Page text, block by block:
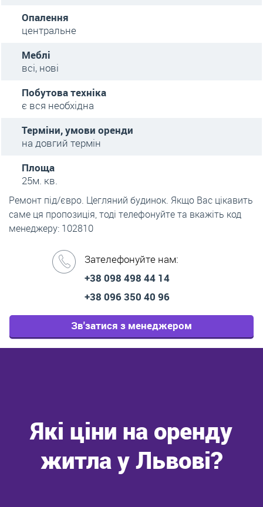
Опалення
центральне
Меблі
всі, нові
Побутова техніка
є вся необхідна
Терміни, умови оренди
на довгий термін
Площа
25м. кв.
Ремонт під/євро. Цегляний будинок. Якщо Вас цікавить
саме ця пропозиція, тоді телефонуйте та вкажіть код
менеджеру: 102810
Зателефонуйте нам:
+38 098 498 44 14
+38 096 350 40 96
Зв'затися з менеджером
Які ціни на оренду
житла у Львові?